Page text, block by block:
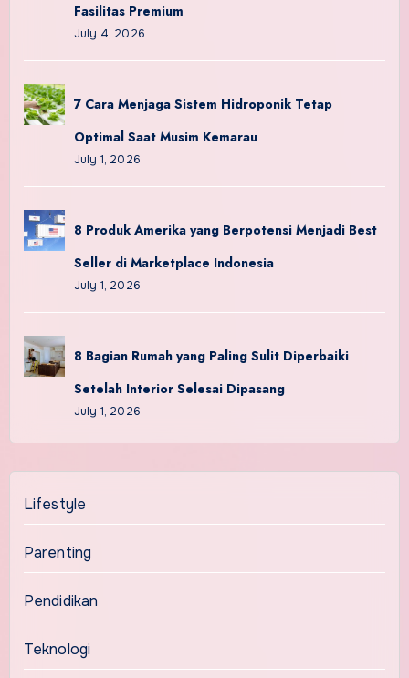
Fasilitas Premium
July 4, 2026
7 Cara Menjaga Sistem Hidroponik Tetap
Optimal Saat Musim Kemarau
July 1, 2026
8 Produk Amerika yang Berpotensi Menjadi Best
Seller di Marketplace Indonesia
July 1, 2026
8 Bagian Rumah yang Paling Sulit Diperbaiki
Setelah Interior Selesai Dipasang
July 1, 2026
Lifestyle
Parenting
Pendidikan
Teknologi